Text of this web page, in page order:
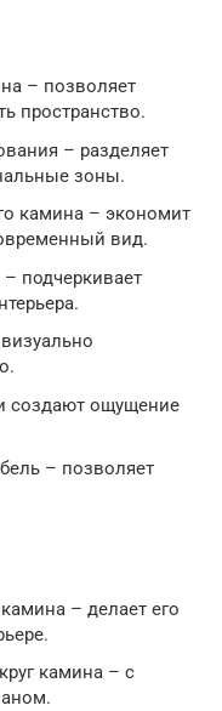
– позволяет
пространство.
– разделяет
зоны.
камина – экономит
вид.
подчеркивает
создают ощущение
– позволяет
– делает его
камина – с